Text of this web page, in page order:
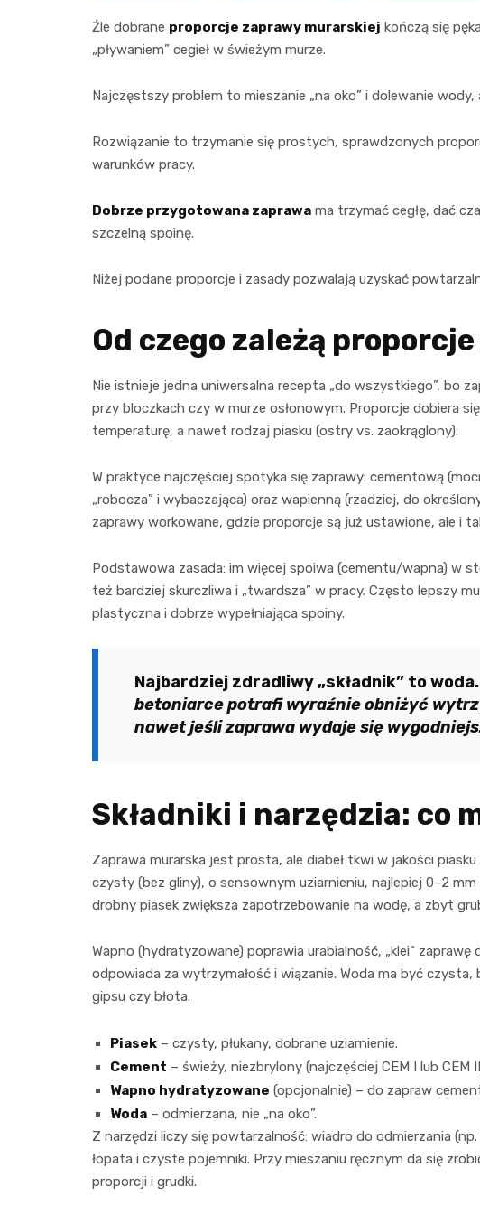
Źle dobrane proporcje zaprawy murarskiej kończą się
„pływaniem” cegieł w świeżym murze.
Najczęstszy problem to mieszanie „na oko” i dolewanie wody,
Rozwiązanie to trzymanie się prostych, sprawdzonych
warunków pracy.
Dobrze przygotowana zaprawa ma trzymać cegłę, dać
szczelną spoinę.
Niżej podane proporcje i zasady pozwalają uzyskać
Od czego zależą
Nie istnieje jedna uniwersalna recepta „do wszystkiego”, bo
przy bloczkach czy w murze osłonowym. Proporcje dobiera
temperaturę, a nawet rodzaj piasku (ostry vs. zaokrąglony).
W praktyce najczęściej spotyka się zaprawy: cementową
„robocza” i wybaczająca) oraz wapienną (rzadziej, do
zaprawy workowane, gdzie proporcje są już ustawione, ale i
Podstawowa zasada: im więcej spoiwa (cementu/wapna) w
też bardziej skurczliwa i „twardsza” w pracy. Często lepszy
plastyczna i dobrze wypełniająca spoiny.
Najbardziej zdradliwy „składnik” to woda.
betoniarce potrafi wyraźnie obniżyć
nawet jeśli zaprawa wydaje się
Składniki i narzędzia: co
Zaprawa murarska jest prosta, ale diabeł tkwi w jakości
czysty (bez gliny), o sensownym uziarnieniu, najlepiej 0–2
drobny piasek zwiększa zapotrzebowanie na wodę, a zbyt
Wapno (hydratyzowane) poprawia urabialność, „klei” zaprawę
odpowiada za wytrzymałość i wiązanie. Woda ma być
gipsu czy błota.
Piasek – czysty, płukany, dobrane uziarnienie.
Cement – świeży, niezbrylony (najczęściej CEM I lub CEM
Wapno hydratyzowane (opcjonalnie) – do zapraw
Woda – odmierzana, nie „na oko”.
Z narzędzi liczy się powtarzalność: wiadro do odmierzania
łopata i czyste pojemniki. Przy mieszaniu ręcznym da się
proporcji i grudki.